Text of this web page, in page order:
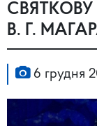
СВЯТКОВУ
В. Г.
6 грудня